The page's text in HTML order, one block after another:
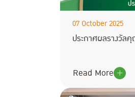
07 October 2025
ประกาศผลรางวัล
Read More